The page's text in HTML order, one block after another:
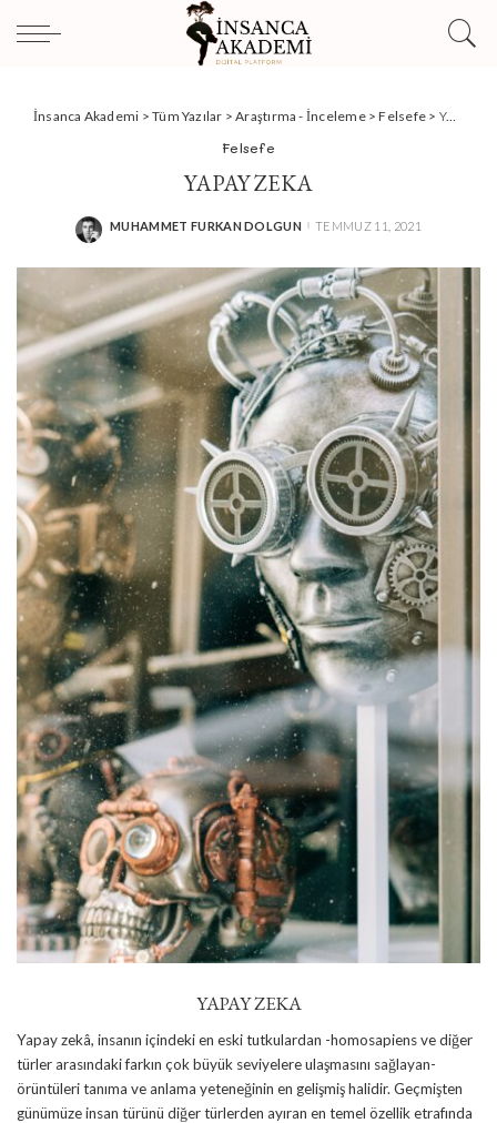
İnsanca Akademi >Tüm Yazılar >Araştırma - İnceleme>Felsefe > YAPAY ZEKA
Felsefe
YAPAY ZEKA
POSTED
MUHAMMET FURKAN DOLGUN TEMMUZ 11, 2021
YAPAY ZEKA
Yapay zekâ, insanın içindeki en eski tutkulardan -homosapiens ve diğer
türler arasındaki farkın çok büyük seviyelere ulaşmasını sağlayan-
örüntüleri tanıma ve anlama yeteneğinin en gelişmiş halidir. Geçmişten
günümüze insan türünü diğer türlerden ayıran en temel özellik etrafında